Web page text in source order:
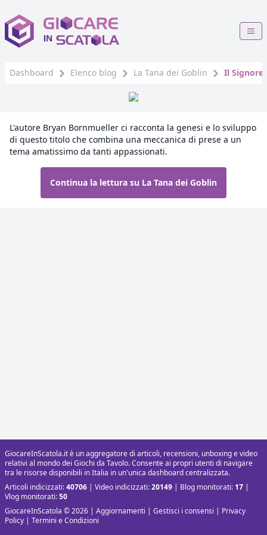
Dashboard Elenco blog La Tana dei Goblin Il Signore
L'autore Bryan Bornmueller ci racconta la genesi e lo sviluppo
di questo titolo che combina una meccanica di prese a un
tema amatissimo da tanti appassionati.
Continua la lettura su La Tana dei Goblin
GiocareInScatola.it è un aggregatore di articoli, recensioni, unboxing e video
relativi al mondo dei Giochi da Tavolo. Consente ai propri utenti di navigare
tra le risorse disponibili in Italia in un'unica dashboard centralizzata.
Articoli indicizzati:40706 | Video indicizzati:20149 | Blog monitorati: 17 |
Vlog monitorati:50
GiocareInScatola © 2026 | Aggiornamenti | Gestisci i consensi | Privacy
Policy | Termini e Condizioni